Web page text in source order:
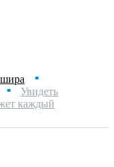
■
■
Увидеть
каждый